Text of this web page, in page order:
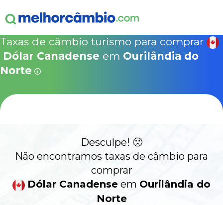
15% Seguro Viagem 15% Proteção de Bagagem
NOVA COTAÇÃO
COMO FUNCIONA
DÓLAR CANADENSE HOJE
CONTA INTERNACIONAL NOVO
ÁREA DO CLIENTE
Taxas de câmbio turismo para comprar
Dólar Canadense em Ourilândia do
Norte
Desculpe! 🙁
Não encontramos taxas de câmbio para
comprar
Dólar Canadense em Ourilândia do
Norte